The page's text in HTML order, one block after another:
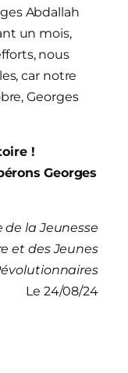
Abdallah
un mois,
nous
car notre
Georges
!
Georges
la Jeunesse
et des Jeunes
Le 24/08/24